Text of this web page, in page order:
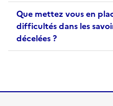
Que mettez vous en
difficultés dans les
décelées ?